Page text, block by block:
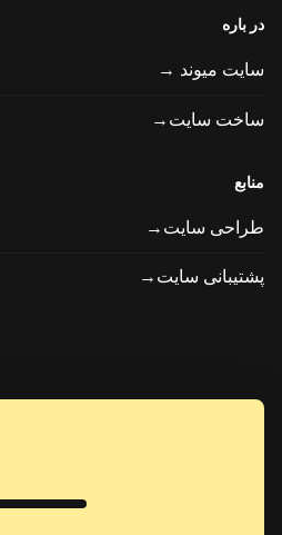
در باره
سایت میوند →
ساخت سایت→
منابع
طراحی سایت→
پشتیبانی سایت→